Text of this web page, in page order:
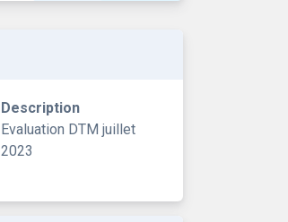
Description
Evaluation DTM juillet
2023